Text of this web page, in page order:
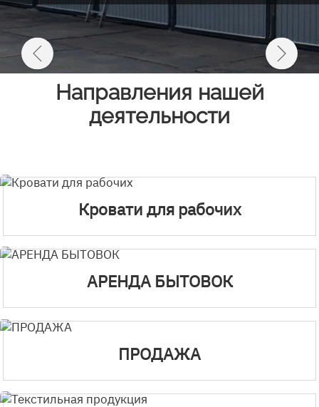
Направления нашей
деятельности
Кровати для рабочих
АРЕНДА БЫТОВОК
ПРОДАЖА